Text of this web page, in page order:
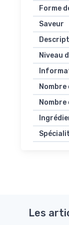
Forme
Saveur
Niveau
Les